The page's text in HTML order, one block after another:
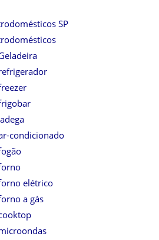
SP
condicionado
elétrico
a gás